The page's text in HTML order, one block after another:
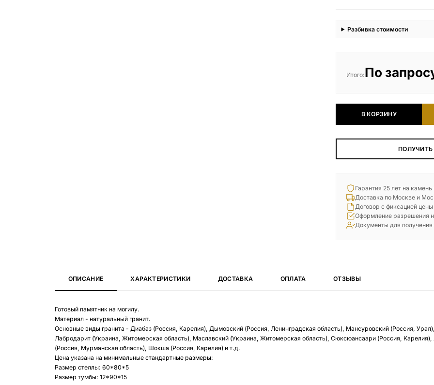
Разбивка стоимости
Итого:По
В КОРЗИНУ
Гарантия 25 лет на камень
Доставка по Москве и
Договор с фиксацией цены
Оформление разрешения
Документы для
ОПИСАНИЕ ХАРАКТЕРИСТИКИ ДОСТАВКА ОПЛАТА ОТЗЫВЫ
Готовый памятник на могилу.
Материал - натуральный гранит.
Основные виды гранита - Диабаз (Россия, Карелия), Дымовский (Россия, Ленинградская область), Мансуровский (Россия,
Лабродарит (Украина, Житомерская область), Маславский (Украина, Житомерская область), Сюксюансаари (Россия,
(Россия, Мурманская область), Шокша (Россия, Карелия) и т.д.
Цена указана на минимальные стандартные размеры:
Размер стеллы: 60*80*5
Размер тумбы: 12*90*15